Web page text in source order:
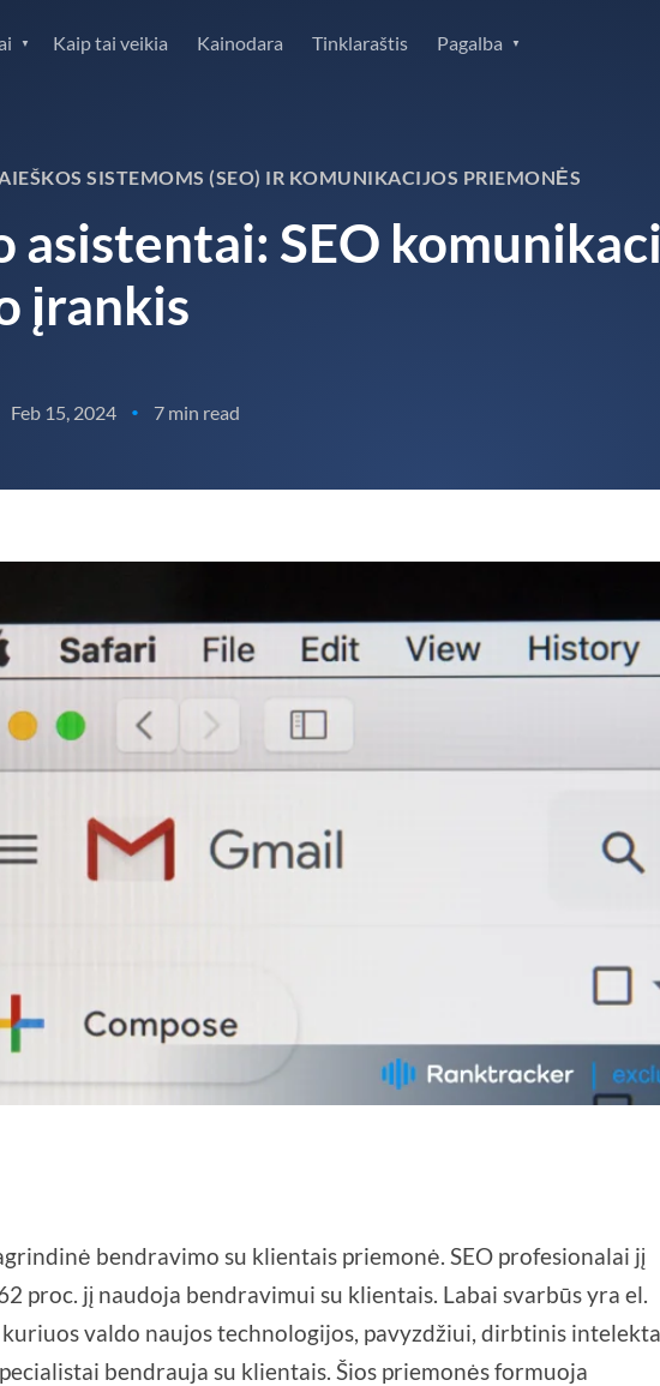
Kaip tai veikia Kainodara Tinklaraštis Pagalba
SISTEMOMS (SEO) IR KOMUNIKACIJOS PRIEMONĖS
asistentai: SEO
įrankis
Feb 15, 2024 • 7 min read
bendravimo su klientais priemonė. SEO profesionalai jį
proc. jį naudoja bendravimui su klientais. Labai svarbūs yra el.
valdo naujos technologijos, pavyzdžiui, dirbtinis
bendrauja su klientais. Šios priemonės formuoja